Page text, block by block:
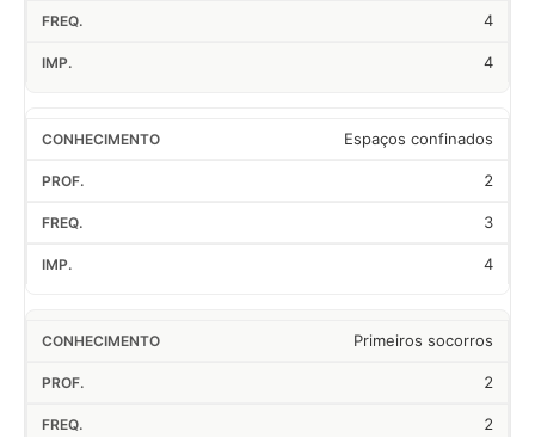
4
4
Espaços confinados
2
3
4
Primeiros socorros
2
2